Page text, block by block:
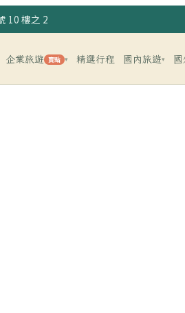
10 樓之 2
企業旅遊 賣點 ▾ 精選行程 國內旅遊▾